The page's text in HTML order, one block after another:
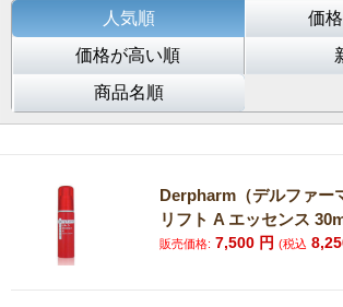
人気順
価
価格が高い順
商品名順
Derpharm（デルファー
リフト A エッセンス
販売価格: 7,500 円(税込